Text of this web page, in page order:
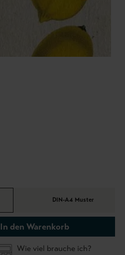
DIN-A4 Muster
In den Warenkorb
Wie viel brauche ich?